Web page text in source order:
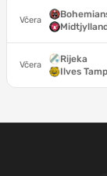
Včera
Včera
Rijeka
Ilves